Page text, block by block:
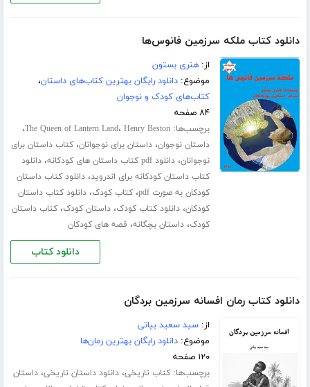
دانلود کتاب ملکه سرزمین فانوس‌ها
از:هنری بستون
موضوع:دانلود رایگان بهترین کتاب‌های داستان،
کتاب‌های کودک و نوجوان
۸۴ صفحه
برچسب‌ها:
The Queen of Lantern Land، Henry Beston ،
داستان نوجوان،داستان برای نوجوانان،کتاب داستان برای
نوجوانان،دانلود pdf کتاب داستان های کودکانه ،دانلود
کتاب داستان کودکانه برای اندروید،دانلود کتاب داستان
کودکان به صورت pdf
،کتاب کودک،دانلود کتاب داستان
کودکان،دانلود کتاب کودک،داستان کودک،کتاب داستان
کودک،داستان بچگانه، قصه های کودکان
دانلود کتاب
دانلود کتاب رمان افسانه سرزمین بردگان
از:سید سعید بیاتی
موضوع:دانلود رایگان بهترین رمان‌ها
۱۲۰ صفحه
برچسب‌ها:کتاب تاریخی،دانلود داستان تاریخی،داستان